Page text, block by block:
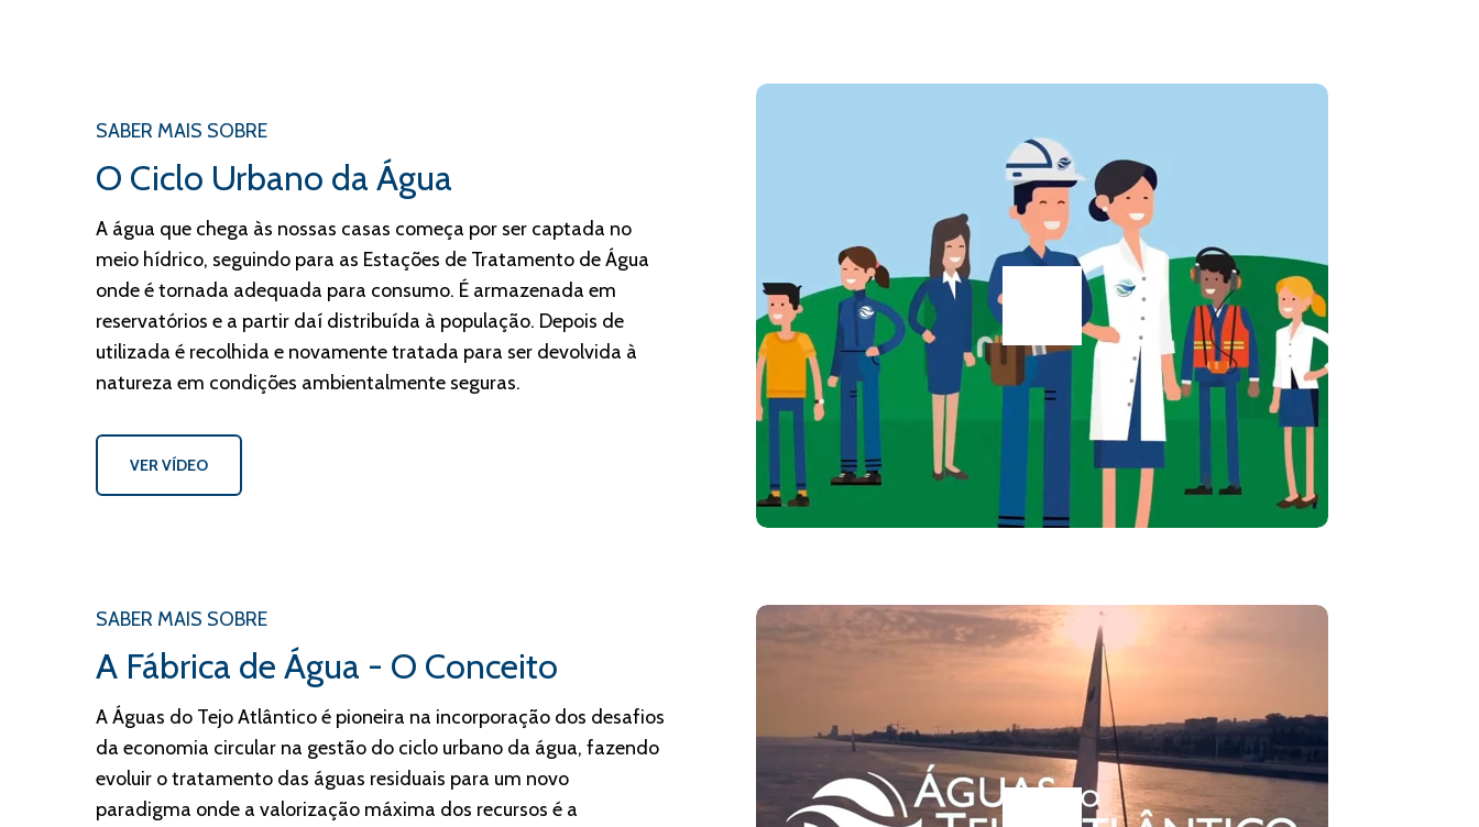
SABER MAIS SOBRE
O Ciclo Urbano da Água
A água que chega às nossas casas começa por ser captada no
meio hídrico, seguindo para as Estações de Tratamento de Água
onde é tornada adequada para consumo. É armazenada em
reservatórios e a partir daí distribuída à população. Depois de
utilizada é recolhida e novamente tratada para ser devolvida à
natureza em condições ambientalmente seguras.
VER VÍDEO
SABER MAIS SOBRE
A Fábrica de Água - O Conceito
A Águas do Tejo Atlântico é pioneira na incorporação dos desafios
da economia circular na gestão do ciclo urbano da água, fazendo
evoluir o tratamento das águas residuais para um novo
paradigma onde a valorização máxima dos recursos é a